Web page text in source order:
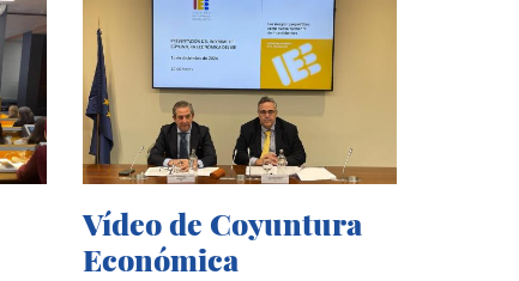
Vídeo de Coyuntura
Económica